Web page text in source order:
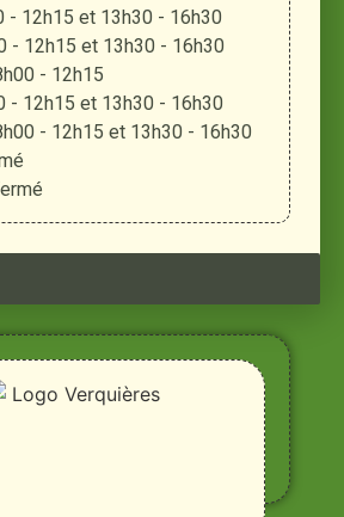
- 12h15 et 13h30 - 16h30
- 12h15 et 13h30 - 16h30
- 12h15
- 12h15 et 13h30 - 16h30
- 12h15 et 13h30 - 16h30